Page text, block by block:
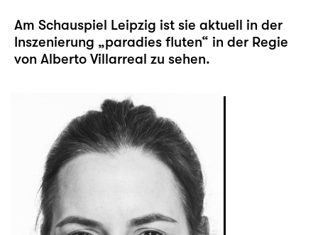
Am Schauspiel Leipzig ist sie aktuell in der
Inszenierung „paradies fluten“ in der Regie
von Alberto Villarreal zu sehen.